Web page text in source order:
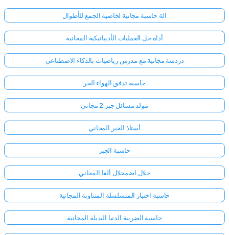
آلة حاسبة مجانية لخاصية الجمع للأطوال
أداة حل العمليات الأديباتيكية المجانية
دردشة مجانية مع مدرس رياضيات بالذكاء الاصطناعي
حاسبة تدفق الهواء الحر
مولد مسائل جبر 2 مجاني
أستاذ الجبر المجاني
حاسبة الجبر
حلال اضمحلال ألفا المجاني
حاسبة اختبار المتسلسلة المتناوبة المجانية
حاسبة الضريبة الدنيا البديلة المجانية